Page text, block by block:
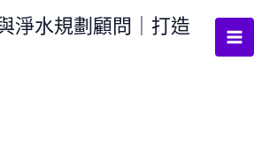
淨水規劃顧問｜打造